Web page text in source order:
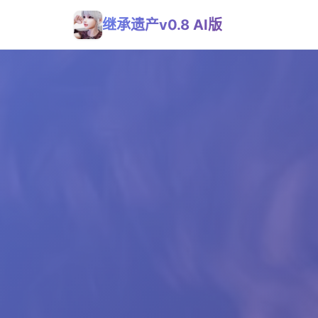
继承遗产v0.8 AI版